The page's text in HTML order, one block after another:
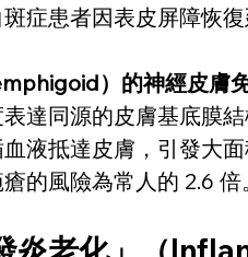
症患者因表皮屏障恢
）的神經皮膚
達同源的皮膚基底膜
液抵達皮膚，引發大
的風險為常人的 2.6 倍